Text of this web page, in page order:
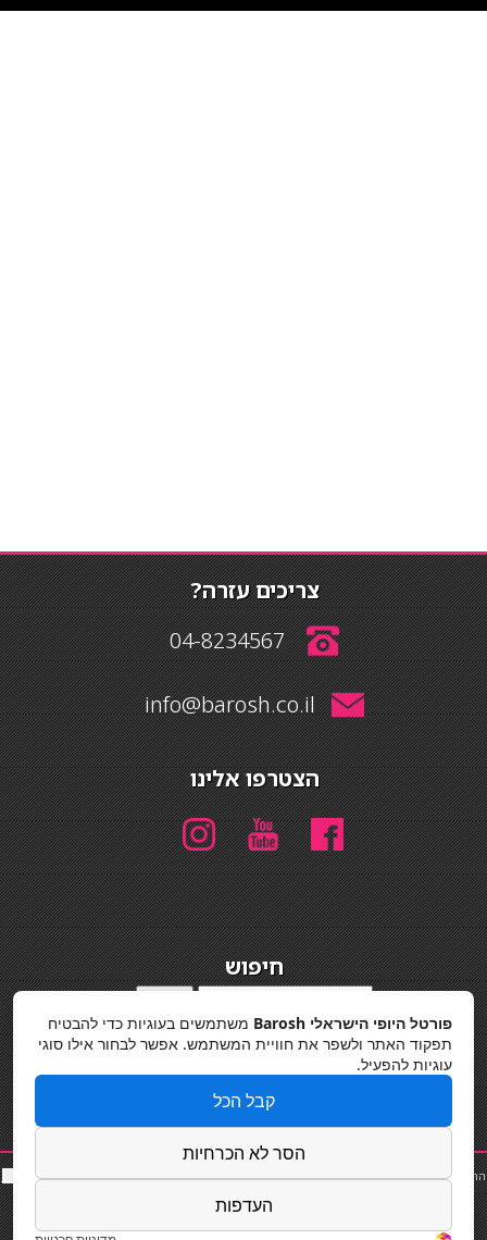
צריכים עזרה?
04-8234567
info@barosh.co.il
הצטרפו אלינו
חיפוש
מדיניות פרטיות
החלקות שיער|תאורה לבית|פאות ותוספות שיער|נייל סטודיו|תוספות שיער|שף פרטי|כ
סאות
פורטל היופי הישראלי Barosh
משתמשים בעוגיות כדי להבטיח
תפקוד האתר ולשפר את חוויית המשתמש. אפשר לבחור אילו סוגי
עוגיות להפעיל.
קבל הכל
הסר לא הכרחיות
העדפות